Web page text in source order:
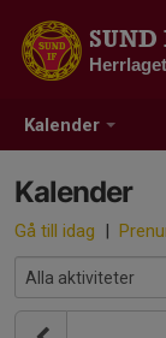
Kalender
Herrlaget
Kalender
Gå till idag |